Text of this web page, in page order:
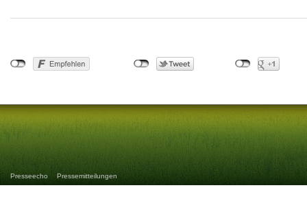
Presseecho Pressemitteilungen